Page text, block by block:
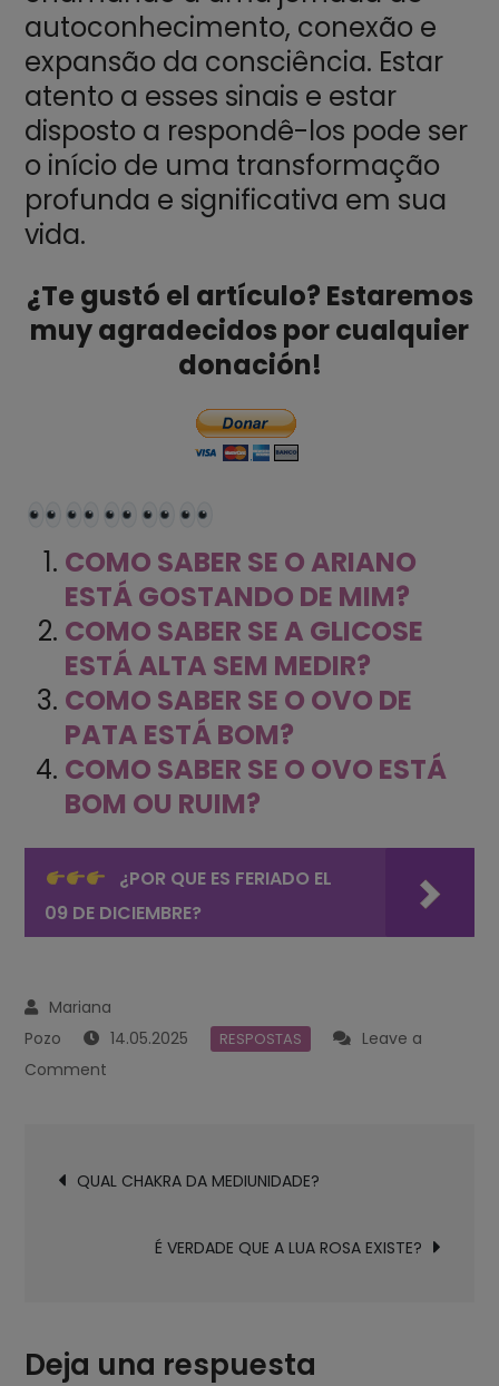
autoconhecimento, conexão e
expansão da consciência. Estar
atento a esses sinais e estar
disposto a respondê-los pode ser
o início de uma transformação
profunda e significativa em sua
vida.
¿Te gustó el artículo? Estaremos
muy agradecidos por cualquier
donación!
COMO SABER SE O ARIANO
ESTÁ GOSTANDO DE MIM?
COMO SABER SE A GLICOSE
ESTÁ ALTA SEM MEDIR?
COMO SABER SE O OVO DE
PATA ESTÁ BOM?
COMO SABER SE O OVO ESTÁ
BOM OU RUIM?
¿POR QUE ES FERIADO EL
09 DE DICIEMBRE?
14.05.2025 RESPOSTAS
Leave a
Comment
A
de
entradas
QUAL CHAKRA DA MEDIUNIDADE?
É VERDADE QUE A LUA ROSA EXISTE?
Deja una respuesta